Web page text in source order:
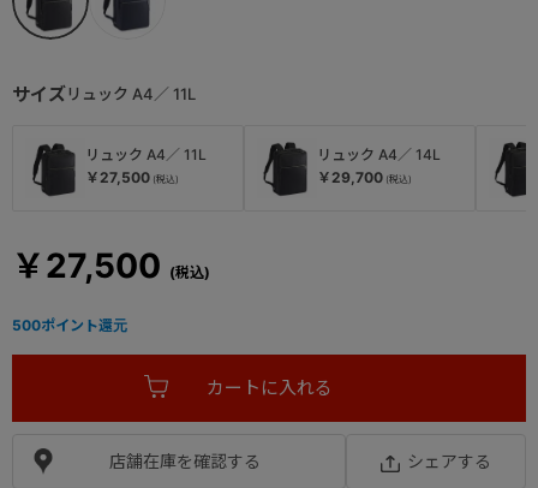
￥27,500
サイズリュック A4／ 11L
リュック A4／ 11L
￥27,500
リュック A4／ 14L
￥29,700
店舗在庫を確認する シェアする
500ポイント還元